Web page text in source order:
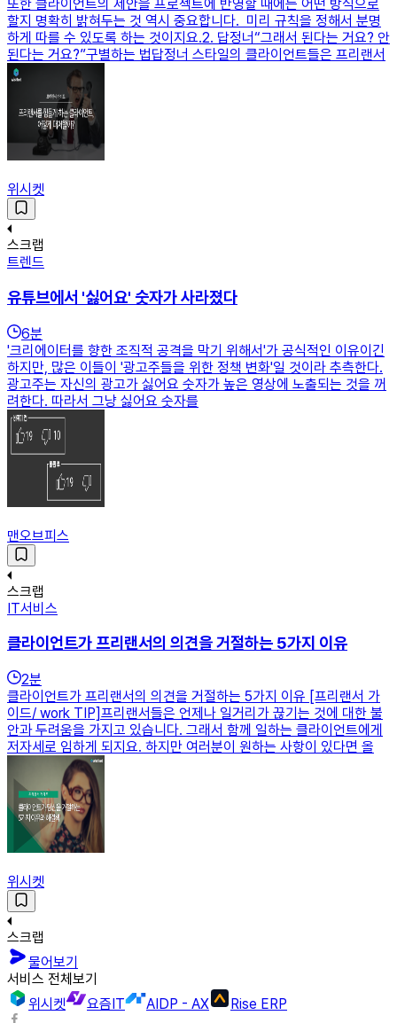
또한 클라이언트의 제안을 프로젝트에 반영할 때에는 어떤 방식으로
할지 명확히 밝혀두는 것 역시 중요합니다. 미리 규칙을 정해서 분명
하게 따를 수 있도록 하는 것이지요.2. 답정너“그래서 된다는 거요? 안
된다는 거요?”구별하는 법답정너 스타일의 클라이언트들은 프리랜서
위시켓
스크랩
트렌드
유튜브에서 '싫어요' 숫자가 사라졌다
6분
'크리에이터를 향한 조직적 공격을 막기 위해서'가 공식적인 이유이긴
하지만, 많은 이들이 '광고주들을 위한 정책 변화'일 것이라 추측한다.
광고주는 자신의 광고가 싫어요 숫자가 높은 영상에 노출되는 것을 꺼
려한다. 따라서 그냥 싫어요 숫자를
맨오브피스
스크랩
IT서비스
클라이언트가 프리랜서의 의견을 거절하는 5가지 이유
2분
클라이언트가 프리랜서의 의견을 거절하는 5가지 이유 [프리랜서 가
이드/ work TIP]프리랜서들은 언제나 일거리가 끊기는 것에 대한 불
안과 두려움을 가지고 있습니다. 그래서 함께 일하는 클라이언트에게
저자세로 임하게 되지요. 하지만 여러분이 원하는 사항이 있다면 올
위시켓
스크랩
물어보기
서비스 전체보기
위시켓
요즘IT AIDP - AX Rise ERP